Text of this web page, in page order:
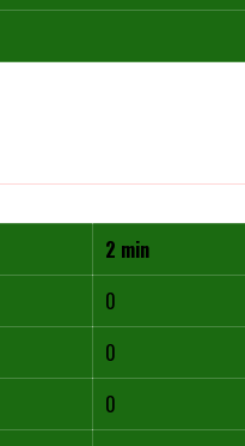
2 min
0
0
0